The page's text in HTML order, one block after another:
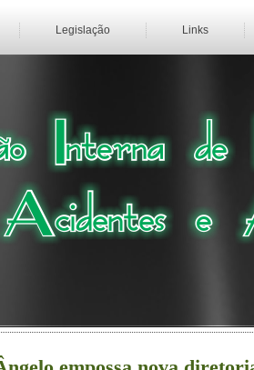
Legislação Links